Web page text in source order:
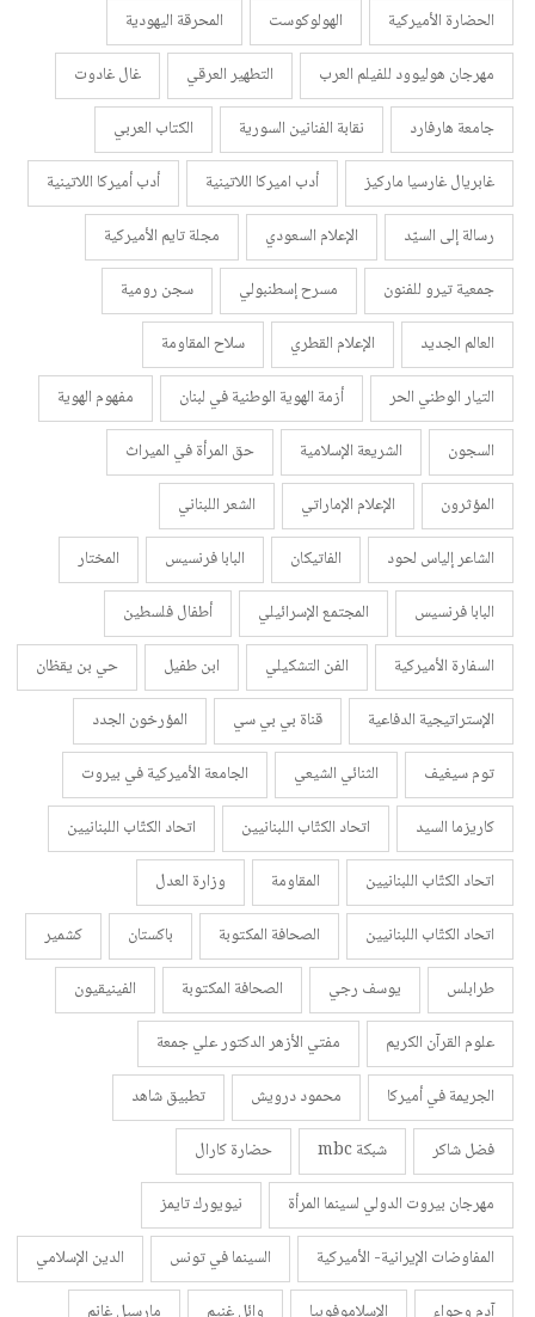
الحضارة الأميركية
الهولوكوست
المحرقة اليهودية
مهرجان هوليوود للفيلم العرب
التطهير العرقي
غال غادوت
جامعة هارفارد
نقابة الفنانين السورية
الكتاب العربي
غابريال غارسيا ماركيز
أدب اميركا اللاتينية
أدب أميركا اللاتينية
رسالة إلى السيّد
الإعلام السعودي
مجلة تايم الأميركية
جمعية تيرو للفنون
مسرح إسطنبولي
سجن رومية
العالم الجديد
الإعلام القطري
سلاح المقاومة
التيار الوطني الحر
أزمة الهوية الوطنية في لبنان
مفهوم الهوية
السجون
الشريعة الإسلامية
حق المرأة في الميراث
المؤثرون
الإعلام الإماراتي
الشعر اللبناني
الشاعر إلياس لحود
الفاتيكان البابا فرنسيس
المختار
البابا فرنسيس
المجتمع الإسرائيلي
أطفال فلسطين
السفارة الأميركية
الفن التشكيلي ابن طفيل
حي بن يقظان
الإستراتيجية الدفاعية
قناة بي بي سي
المؤرخون الجدد
توم سيغيف
الثنائي الشيعي
الجامعة الأميركية في بيروت
كاريزما السيد
اتحاد الكتّاب اللبنانيين
اتحاد الكتّاب اللبنانيين
اتحاد الكتّاب اللبنانيين
المقاومة
وزارة العدل
اتحاد الكتّاب اللبنانيين
الصحافة المكتوبة باكستان
كشمير
طرابلس
يوسف رجي الصحافة المكتوبة
الفينيقيون
علوم القرآن الكريم
مفتي الأزهر الدكتور علي جمعة
الجريمة في أميركا
محمود درويش
تطبيق شاهد
فضل شاكر
شبكة mbc
حضارة كارال
مهرجان بيروت الدولي لسينما المرأة
نيويورك تايمز
المفاوضات الإيرانية- الأميركية
السينما في تونس
الدين الإسلامي